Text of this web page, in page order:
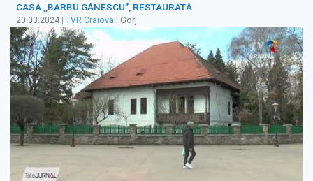
CASA ,,BARBU GĂNESCU”, RESTAURATĂ
20.03.2024 TVR Craiova | Gorj